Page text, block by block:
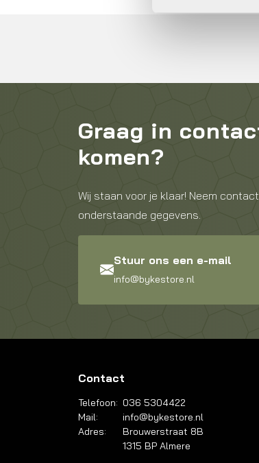
Graag in
komen?
Wij staan voor je klaar! Neem
onderstaande gegevens.
Stuur ons een e-mail
info@bykestore.nl
Contact
Telefoon: 036 5304422
Mail:
info@bykestore.nl
Adres:
Brouwerstraat 8B
1315 BP Almere